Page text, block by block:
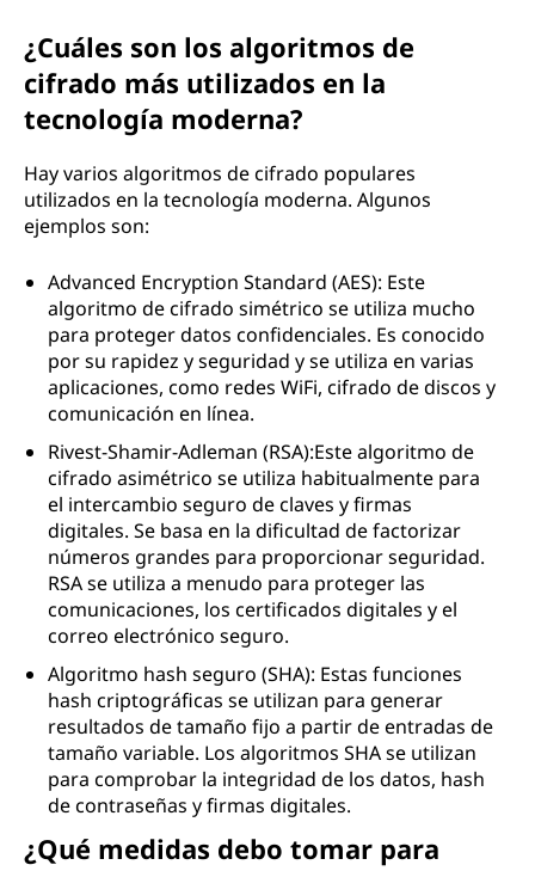
¿Cuáles son los algoritmos de
cifrado más utilizados en la
tecnología moderna?
Hay varios algoritmos de cifrado populares
utilizados en la tecnología moderna. Algunos
ejemplos son:
Advanced Encryption Standard (AES): Este
algoritmo de cifrado simétrico se utiliza mucho
para proteger datos confidenciales. Es conocido
por su rapidez y seguridad y se utiliza en varias
aplicaciones, como redes WiFi, cifrado de discos y
comunicación en línea.
Rivest-Shamir-Adleman (RSA):Este algoritmo de
cifrado asimétrico se utiliza habitualmente para
el intercambio seguro de claves y firmas
digitales. Se basa en la dificultad de factorizar
números grandes para proporcionar seguridad.
RSA se utiliza a menudo para proteger las
comunicaciones, los certificados digitales y el
correo electrónico seguro.
Algoritmo hash seguro (SHA): Estas funciones
hash criptográficas se utilizan para generar
resultados de tamaño fijo a partir de entradas de
tamaño variable. Los algoritmos SHA se utilizan
para comprobar la integridad de los datos, hash
de contraseñas y firmas digitales.
¿Qué medidas debo tomar para